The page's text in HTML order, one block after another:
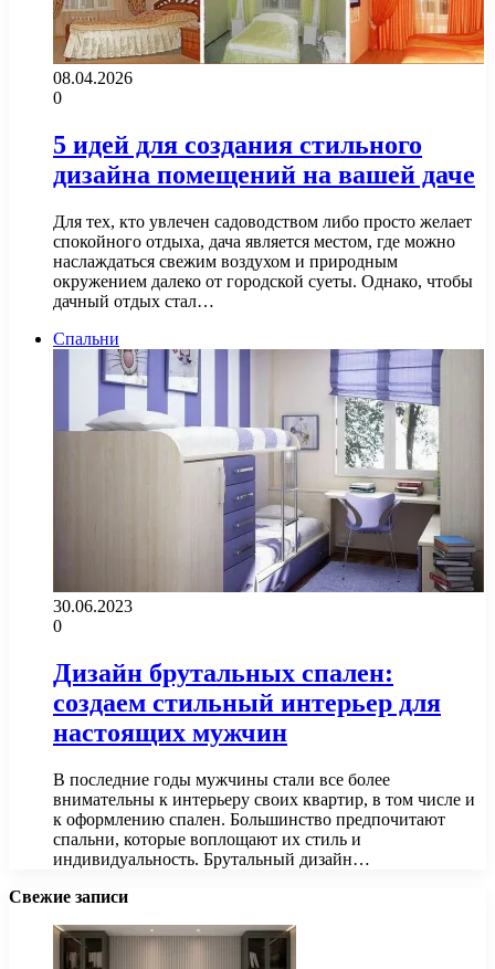
08.04.2026
0
5 идей для создания стильного
дизайна помещений на вашей даче
Для тех, кто увлечен садоводством либо просто желает
спокойного отдыха, дача является местом, где можно
наслаждаться свежим воздухом и природным
окружением далеко от городской суеты. Однако, чтобы
дачный отдых стал…
Спальни
30.06.2023
0
Дизайн брутальных спален:
создаем стильный интерьер для
настоящих мужчин
В последние годы мужчины стали все более
внимательны к интерьеру своих квартир, в том числе и
к оформлению спален. Большинство предпочитают
спальни, которые воплощают их стиль и
индивидуальность. Брутальный дизайн…
Свежие записи